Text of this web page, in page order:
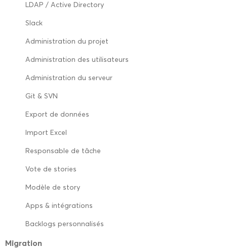
LDAP / Active Directory
Slack
Administration du projet
Administration des utilisateurs
Administration du serveur
Git & SVN
Export de données
Import Excel
Responsable de tâche
Vote de stories
Modèle de story
Apps & intégrations
Backlogs personnalisés
Migration